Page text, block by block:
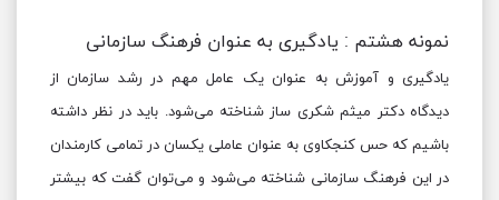
نمونه هشتم : یادگیری به عنوان فرهنگ سازمانی
یادگیری و آموزش به عنوان یک عامل مهم در رشد سازمان از
دیدگاه دکتر میثم شکری ساز شناخته می‌شود. باید در نظر داشته
باشیم که حس کنجکاوی به عنوان عاملی یکسان در تمامی کارمندان
در این فرهنگ سازمانی شناخته می‌شود و می‌توان گفت که بیشتر